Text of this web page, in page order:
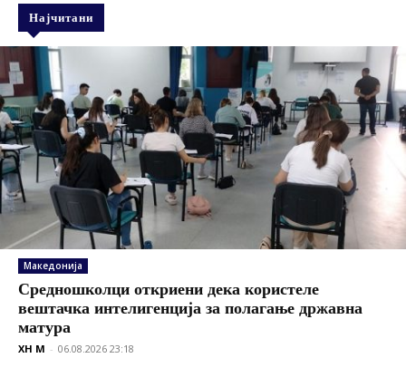
Најчитани
Македонија
Средношколци откриени дека користеле
вештачка интелигенција за полагање државна
матура
XH M - 06.08.2026 23:18